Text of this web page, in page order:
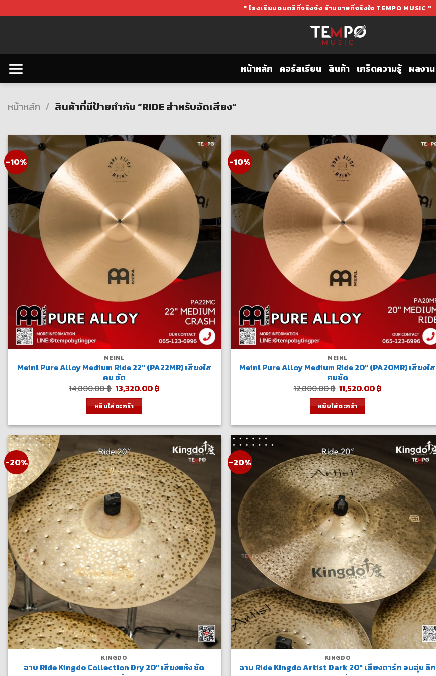
to
" โรงเรียนดนตรีที่จริงจัง ร้านขายที่จริงใจ TEMPO MUSIC "
หน้าหลัก คอร์สเรียน สินค้า เกร็ดความรู้ ผลงาน
หน้าหลัก / สินค้าที่มีป้ายกำกับ “RIDE สำหรับอัดเสียง”
-10%
MEINL
Meinl Pure Alloy Medium Ride 22″ (PA22MR) เสียงใส
คม ชัด
14,800.00฿ Original
price
was:
14,800.00 ฿.
13,320.00฿Current
หยิบใส่ตะกร้า
-10%
MEINL
Meinl Pure Alloy Medium Ride 20″ (PA20MR) เสียงใส
คมชัด
12,800.00฿ Original
price
was:
12,800.00 ฿.
11,520.00฿Current
หยิบใส่ตะกร้า
-20%
KINGDO
ฉาบ Ride Kingdo Collection Dry 20″ เสียงแห้ง ชัด
-20%
KINGDO
ฉาบ Ride Kingdo Artist Dark 20″ เสียงดาร์ก อบอุ่น ลึก